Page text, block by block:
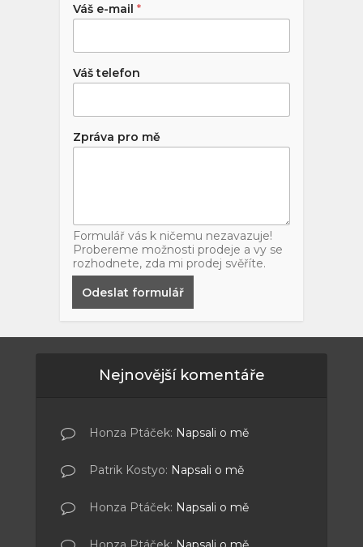
Váš e-mail *
Váš telefon
Zpráva pro mě
Formulář vás k ničemu nezavazuje!
Probereme možnosti prodeje a vy se
rozhodnete, zda mi prodej svěříte.
Odeslat formulář
Nejnovější komentáře
Honza Ptáček: Napsali o mě
Patrik Kostyo: Napsali o mě
Honza Ptáček: Napsali o mě